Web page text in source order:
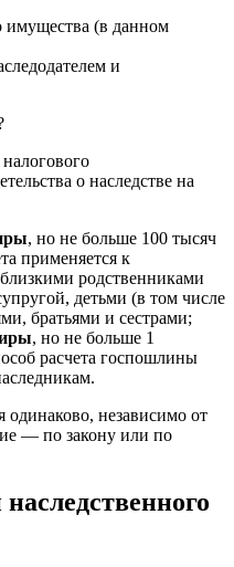
имущества (в данном
и
о наследстве на
, но не больше 100 тысяч
применяется к
родственниками
детьми (в том числе
братьями и сестрами;
, но не больше 1
расчета госпошлины
одинаково, независимо от
— по закону или по